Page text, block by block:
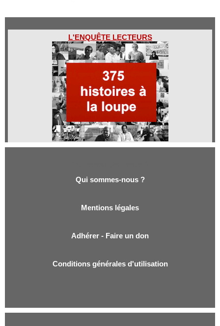
L'ENQUÊTE LECTEURS
Qui sommes-nous ?
Mentions légales
Adhérer - Faire un don
Conditions générales d'utilisation